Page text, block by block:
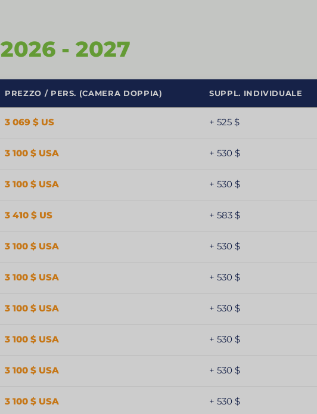
2026 - 2027
PREZZO / PERS. (CAMERA DOPPIA) SUPPL. INDIVIDUALE
3 069 $ US + 525 $
3 100 $ USA + 530 $
3 100 $ USA + 530 $
3 410 $ US + 583 $
3 100 $ USA + 530 $
3 100 $ USA + 530 $
3 100 $ USA + 530 $
3 100 $ USA + 530 $
3 100 $ USA + 530 $
3 100 $ USA + 530 $